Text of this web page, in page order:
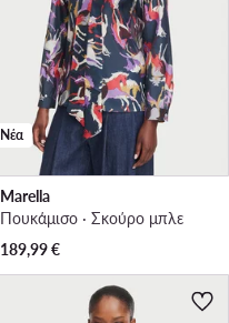
Νέα
Marella
Πουκάμισο · Σκούρο μπλε
189,99€